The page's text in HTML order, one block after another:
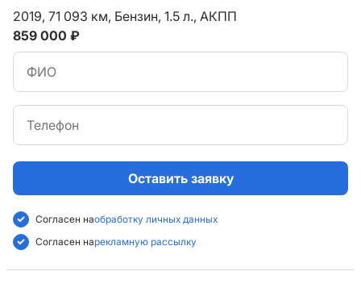
Оставить заявку
Согласен наобработку личных данных
Согласен нарекламную рассылку
2019, 71 093 км, Бензин, 1.5 л., АКПП
859 000 ₽